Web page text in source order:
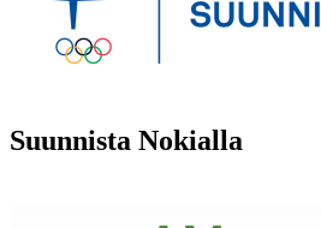
Suunnista Nokialla